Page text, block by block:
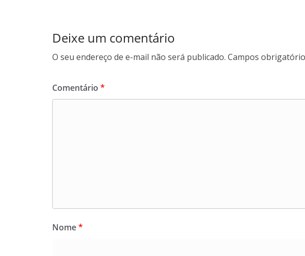
Deixe um comentário
O seu endereço de e-mail não será publicado. Campos
Comentário *
Nome*